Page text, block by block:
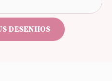
e-
mail
DESENHOS